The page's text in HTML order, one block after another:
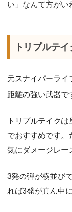
い」なんて方がい
トリプルテイ
元スナイパーライ
距離の強い武器で
トリプルテイク
でおすすめです。
気にダメージレー
3発の弾が横並び
れば3発が真ん中